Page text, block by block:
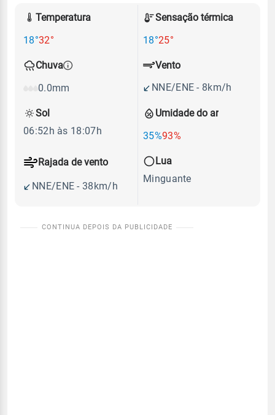
Temperatura
18°32°
Sensação térmica
18°25°
Chuva
0.0mm
Umidade do ar
35%93%
Vento
NNE/ENE - 8km/h
Rajada de vento
NNE/ENE - 38km/h
Sol
06:52h às 18:07h
Lua
Minguante